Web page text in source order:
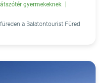
gyermekeknek
a Balatontourist Füred